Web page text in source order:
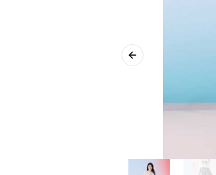
Previous slide